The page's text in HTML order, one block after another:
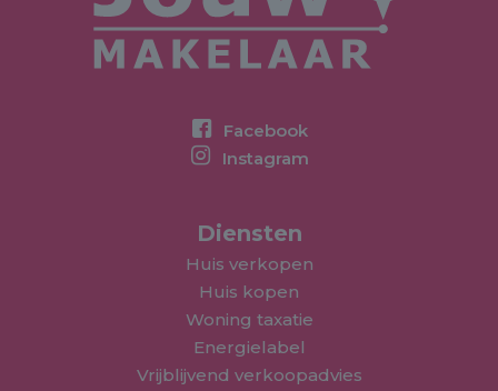
Facebook
Instagram
Diensten
Huis verkopen
Huis kopen
Woning taxatie
Energielabel
Vrijblijvend verkoopadvies